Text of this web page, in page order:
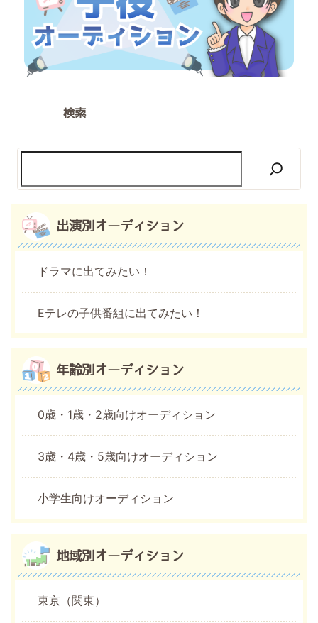
検索
出演別オーディション
ドラマに出てみたい！
Eテレの子供番組に出てみたい！
年齢別オーディション
0歳・1歳・2歳向けオーディション
3歳・4歳・5歳向けオーディション
小学生向けオーディション
地域別オーディション
東京（関東）